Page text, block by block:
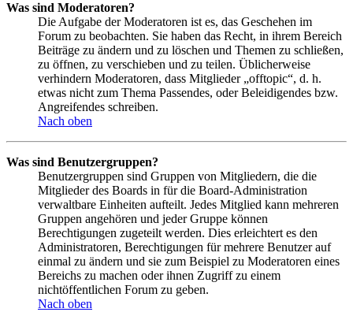
Was sind Moderatoren?
Die Aufgabe der Moderatoren ist es, das Geschehen im
Forum zu beobachten. Sie haben das Recht, in ihrem Bereich
Beiträge zu ändern und zu löschen und Themen zu schließen,
zu öffnen, zu verschieben und zu teilen. Üblicherweise
verhindern Moderatoren, dass Mitglieder „offtopic“, d. h.
etwas nicht zum Thema Passendes, oder Beleidigendes bzw.
Angreifendes schreiben.
Nach oben
Was sind Benutzergruppen?
Benutzergruppen sind Gruppen von Mitgliedern, die die
Mitglieder des Boards in für die Board-Administration
verwaltbare Einheiten aufteilt. Jedes Mitglied kann mehreren
Gruppen angehören und jeder Gruppe können
Berechtigungen zugeteilt werden. Dies erleichtert es den
Administratoren, Berechtigungen für mehrere Benutzer auf
einmal zu ändern und sie zum Beispiel zu Moderatoren eines
Bereichs zu machen oder ihnen Zugriff zu einem
nichtöffentlichen Forum zu geben.
Nach oben